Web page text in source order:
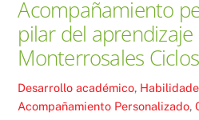
Acompañamiento
pilar del aprendizaje
Monterrosales Ciclos
Desarrollo académico,
Acompañamiento Personalizado,